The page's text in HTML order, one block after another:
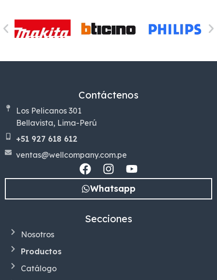
Contáctenos
Los Pelicanos 301
Bellavista, Lima-Perú
+51 927 618 612
ventas@wellcompany.com.pe
Whatsapp
Secciones
Nosotros
Productos
Catálogo